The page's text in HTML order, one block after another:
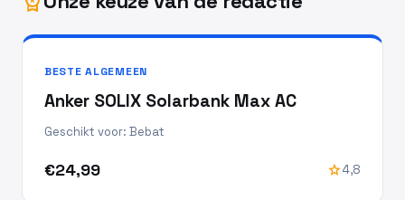
BESTE ALGEMEEN
Anker SOLIX Solarbank Max AC
Geschikt voor: Bebat
€24,99 star4,8